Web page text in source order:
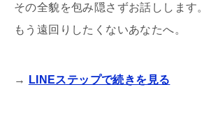
その全貌を包み隠さずお話しします。
もう遠回りしたくないあなたへ。
→ LINEステップで続きを見る